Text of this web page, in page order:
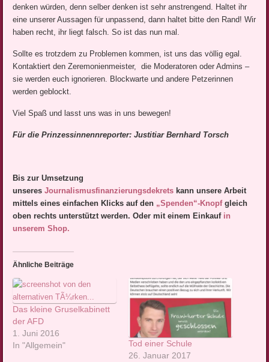
denken würden, denn selber denken ist sehr anstrengend. Haltet ihr
eine unserer Aussagen für unpassend, dann haltet bitte den Rand! Wir
haben recht, ihr liegt falsch. So ist das nun mal.
Sollte es trotzdem zu Problemen kommen, ist uns das völlig egal.
Kontaktiert den Zeremonienmeister, die Moderatoren oder Admins –
sie werden euch ignorieren. Blockwarte und andere Petzerinnen
werden geblockt.
Viel Spaß und lasst uns was in uns bewegen!
Für die Prinzessinnennreporter: Justitiar Bernhard Torsch
Bis zur Umsetzung
unseresJournalismusfinanzierungsdekrets kann unsere Arbeit
mittels eines einfachen Klicks auf den „Spenden“-Knopfgleich
oben rechts unterstützt werden. Oder mit einem Einkauf in
unserem Shop.
Ähnliche Beiträge
Das kleine Gruselkabinett
der AFD
1. Juni 2016
In "Allgemein"
Tod einer Schule
26. Januar 2017